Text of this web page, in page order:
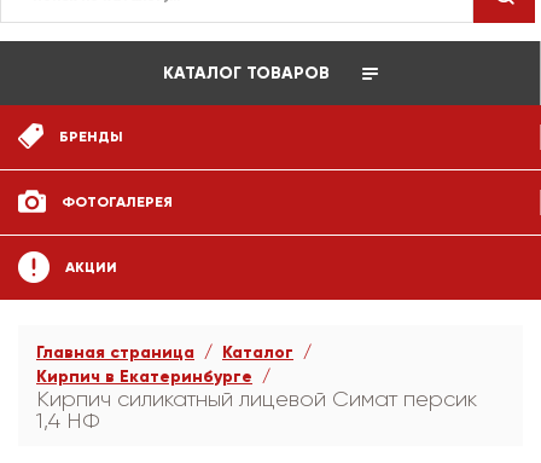
КАТАЛОГ ТОВАРОВ
БРЕНДЫ
ФОТОГАЛЕРЕЯ
АКЦИИ
Главная страница
Каталог
Кирпич в Екатеринбурге
Кирпич силикатный лицевой Симат персик
1,4 НФ